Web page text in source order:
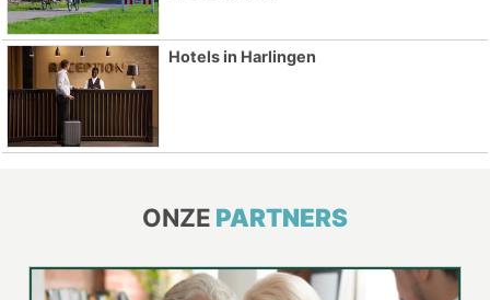
Hotels in Harlingen
ONZE PARTNERS